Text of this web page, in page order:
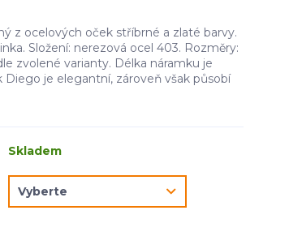
z ocelových oček stříbrné a zlaté barvy.
Složení: nerezová ocel 403. Rozměry:
zvolené varianty. Délka náramku je
je elegantní, zároveň však působí
Skladem